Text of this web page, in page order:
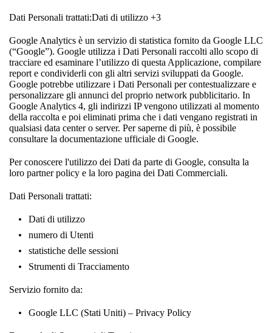
Dati Personali trattati:Dati di utilizzo +3
Google Analytics è un servizio di statistica fornito da Google LLC
(“Google”). Google utilizza i Dati Personali raccolti allo scopo di
tracciare ed esaminare l’utilizzo di questa Applicazione, compilare
report e condividerli con gli altri servizi sviluppati da Google.
Google potrebbe utilizzare i Dati Personali per contestualizzare e
personalizzare gli annunci del proprio network pubblicitario. In
Google Analytics 4, gli indirizzi IP vengono utilizzati al momento
della raccolta e poi eliminati prima che i dati vengano registrati in
qualsiasi data center o server. Per saperne di più, è possibile
consultare la documentazione ufficiale di Google.
Per conoscere l'utilizzo dei Dati da parte di Google, consulta la
loro partner policy e la loro pagina dei Dati Commerciali.
Dati Personali trattati:
Dati di utilizzo
numero di Utenti
statistiche delle sessioni
Strumenti di Tracciamento
Servizio fornito da:
Google LLC (Stati Uniti) – Privacy Policy